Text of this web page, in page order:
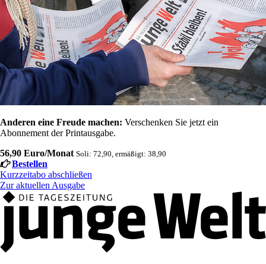
Anderen eine Freude machen: Verschenken Sie jetzt ein
Abonnement der Printausgabe.
56,90 Euro/Monat Soli: 72,90, ermäßigt: 38,90
Bestellen
Kurzzeitabo abschließen
Zur aktuellen Ausgabe